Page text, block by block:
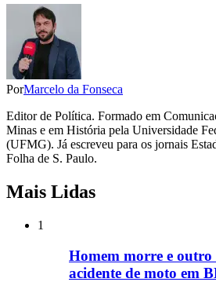
PorMarcelo da Fonseca
Editor de Política. Formado em
Minas e em História pela Universidade
(UFMG). Já escreveu para os jornais
Folha de S. Paulo.
Mais Lidas
1
Homem morre e outro
acidente de moto em